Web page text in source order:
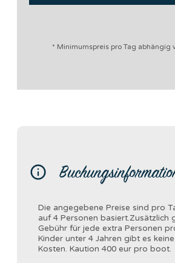
* Minimumspreis pro Tag abhängig
Die angegebene Preise sind pro
auf 4 Personen basiert.Zusätzlich
Gebühr für jede extra Personen
Kinder unter 4 Jahren gibt es
Kosten. Kaution 400 eur pro boot.